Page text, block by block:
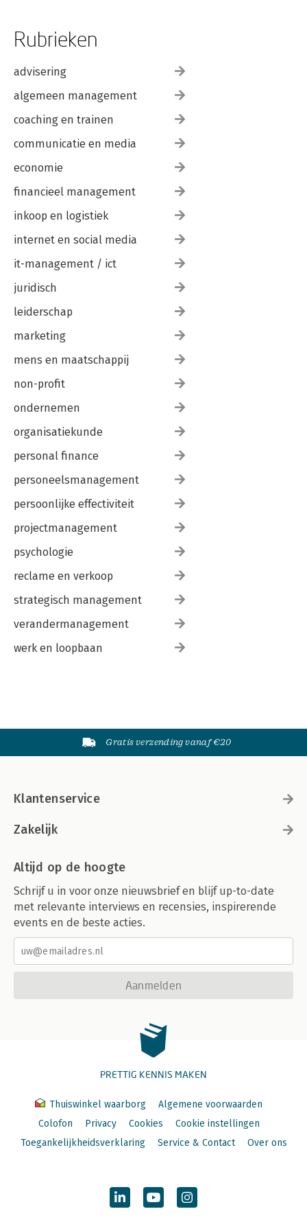
Rubrieken
advisering
algemeen management
coaching en trainen
communicatie en media
economie
financieel management
inkoop en logistiek
internet en social media
it-management / ict
juridisch
leiderschap
marketing
mens en maatschappij
non-profit
ondernemen
organisatiekunde
personal finance
personeelsmanagement
persoonlijke effectiviteit
projectmanagement
psychologie
reclame en verkoop
strategisch management
verandermanagement
werk en loopbaan
Gratis verzending vanaf €20
Klantenservice
Zakelijk
Altijd op de hoogte
Schrijf u in voor onze nieuwsbrief en blijf up-to-date
met relevante interviews en recensies, inspirerende
events en de beste acties.
Aanmelden
PRETTIG KENNIS MAKEN
Thuiswinkel waarborg
Algemene voorwaarden
Colofon
Privacy Cookies
Cookie instellingen
Toegankelijkheidsverklaring
Service & Contact Over ons